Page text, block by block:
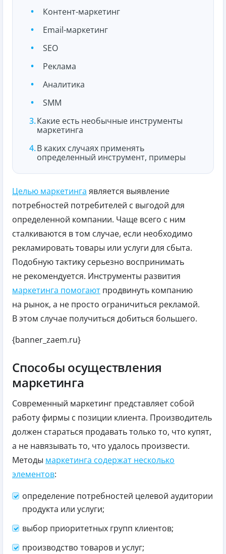
Контент-маркетинг
Email-маркетинг
SEO
Реклама
Аналитика
SMM
Какие есть необычные инструменты
маркетинга
В каких случаях применять
определенный инструмент, примеры
Целью маркетинга является выявление
потребностей потребителей с выгодой для
определенной компании. Чаще всего с ним
сталкиваются в том случае, если необходимо
рекламировать товары или услуги для сбыта.
Подобную тактику серьезно воспринимать
не рекомендуется. Инструменты развития
маркетинга помогают продвинуть компанию
на рынок, а не просто ограничиться рекламой.
В этом случае получиться добиться большего.
{banner_zaem.ru}
Способы осуществления
маркетинга
Современный маркетинг представляет собой
работу фирмы с позиции клиента. Производитель
должен стараться продавать только то, что купят,
а не навязывать то, что удалось произвести.
Методы маркетинга содержат несколько
элементов:
определение потребностей целевой аудитории
продукта или услуги;
выбор приоритетных групп клиентов;
производство товаров и услуг;